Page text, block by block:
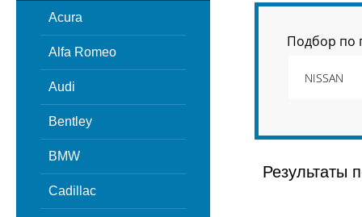
Acura
Alfa Romeo
Audi
Bentley
BMW
Cadillac
Подбор по
Результаты